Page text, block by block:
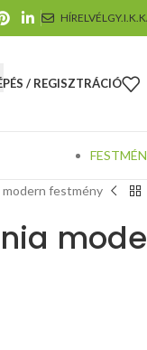
HÍRELVÉLGY.I.K.
/ REGISZTRÁCIÓ
modern festmény